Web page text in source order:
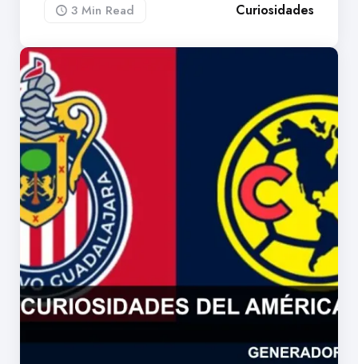
3 Min Read Curiosidades